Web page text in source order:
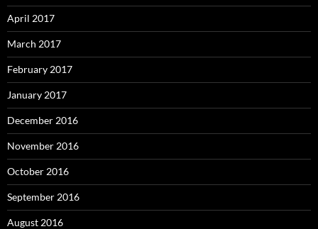
April 2017
March 2017
February 2017
January 2017
December 2016
November 2016
October 2016
September 2016
August 2016